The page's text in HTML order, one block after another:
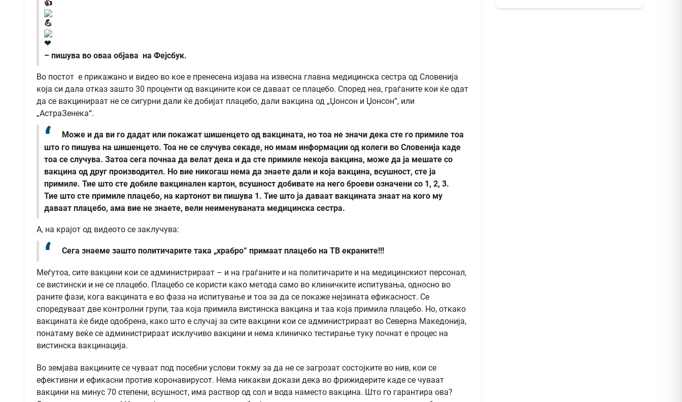
– пишува во оваа објава на Фејсбук.
Во постот е прикажано и видео во кое е пренесена изјава на извесна главна медицинска сестра од Словенија
која си дала отказ зашто 30 проценти од вакцините кои се даваат се плацебо. Според неа, граѓаните кои ќе одат
да се вакцинираат не се сигурни дали ќе добијат плацебо, дали вакцина од „Џонсон и Џонсон“, или
„АстраЗенека“.
Може и да ви го дадат или покажат шишенцето од вакцината, но тоа не значи дека сте го примиле тоа
што го пишува на шишенцето. Тоа не се случува секаде, но имам информации од колеги во Словенија каде
тоа се случува. Затоа сега почнаа да велат дека и да сте примиле некоја вакцина, може да ја мешате со
вакцина од друг производител. Но вие никогаш нема да знаете дали и која вакцина, всушност, сте ја
примиле. Тие што сте добиле вакцинален картон, всушност добивате на него броеви означени со 1, 2, 3.
Тие што сте примиле плацебо, на картонот ви пишува 1. Тие што ја даваат вакцината знаат на кого му
даваат плацебо, ама вие не знаете, вели неименуваната медицинска сестра.
А, на крајот од видеото се заклучува:
Сега знаеме зашто политичарите така „храбро“ примаат плацебо на ТВ екраните!!!
Меѓутоа, сите вакцини кои се администрираат – и на граѓаните и на политичарите и на медицинскиот персонал,
се вистински и не се плацебо. Плацебо се користи како метода само во клиничките испитувања, односно во
раните фази, кога вакцината е во фаза на испитување и тоа за да се покаже нејзината ефикасност. Се
споредуваат две контролни групи, таа која примила вистинска вакцина и таа која примила плацебо. Но, откако
вакцината ќе биде одобрена, како што е случај за сите вакцини кои се администрираат во Северна Македонија,
понатаму веќе се администрираат исклучиво вакцини и нема клиничко тестирање туку почнат е процес на
вистинска вакцинација.
Во земјава вакцините се чуваат под посебни услови токму за да не се загрозат состојките во нив, кои се
ефективни и ефикасни против коронавирусот. Нема никакви докази дека во фрижидерите каде се чуваат
вакцини на минус 70 степени, всушност, има раствор од сол и вода наместо вакцина. Што го гарантира ова?